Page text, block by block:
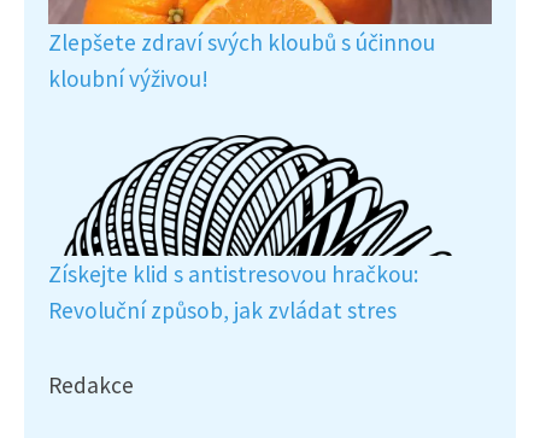
Zlepšete zdraví svých kloubů s účinnou
kloubní výživou!
Získejte klid s antistresovou hračkou:
Revoluční způsob, jak zvládat stres
Redakce